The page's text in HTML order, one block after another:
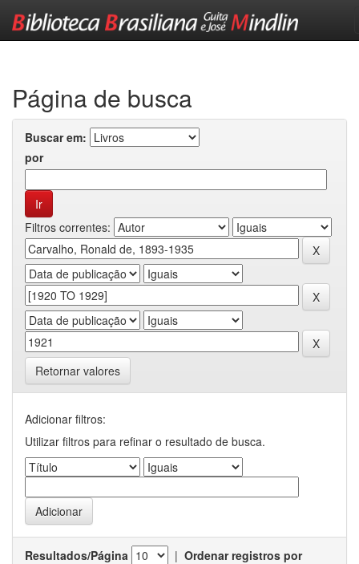
Página de busca
Buscar em:
por
Filtros correntes:
Retornar valores
Adicionar filtros:
Utilizar filtros para refinar o resultado de busca.
Resultados/Página | Ordenar registros por